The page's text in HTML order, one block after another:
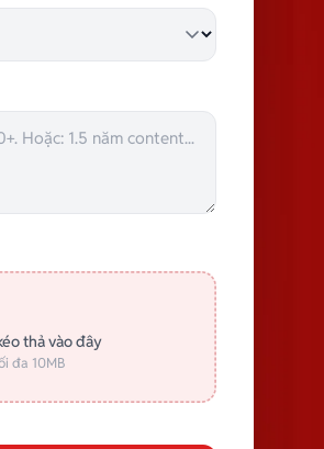
thả vào đây
đa 10MB